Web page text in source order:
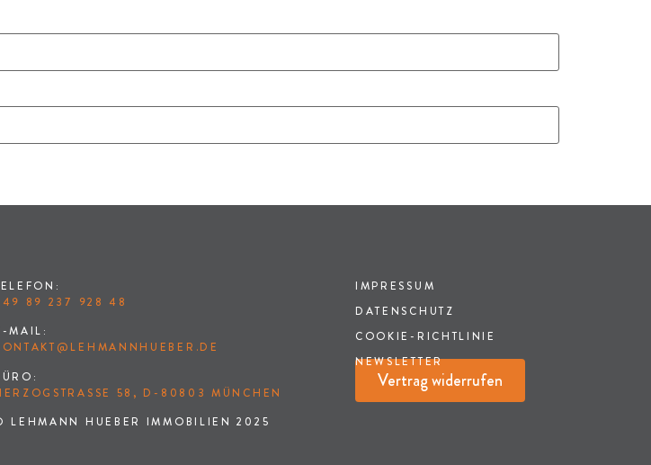
89 237 928 48
MAIL:
58, D-80803 MÜNCHEN
LEHMANN HUEBER IMMOBILIEN 2025
IMPRESSUM
DATENSCHUTZ
COOKIE-RICHTLINIE
NEWSLETTER
Vertrag widerrufen